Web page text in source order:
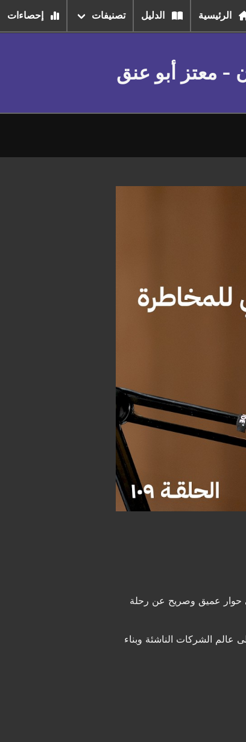
الرئيسية الدليل تصنيفات إحصاءات
حوار عميق وصريح عن رحلة
عالم الشركات الناشئة وبناء